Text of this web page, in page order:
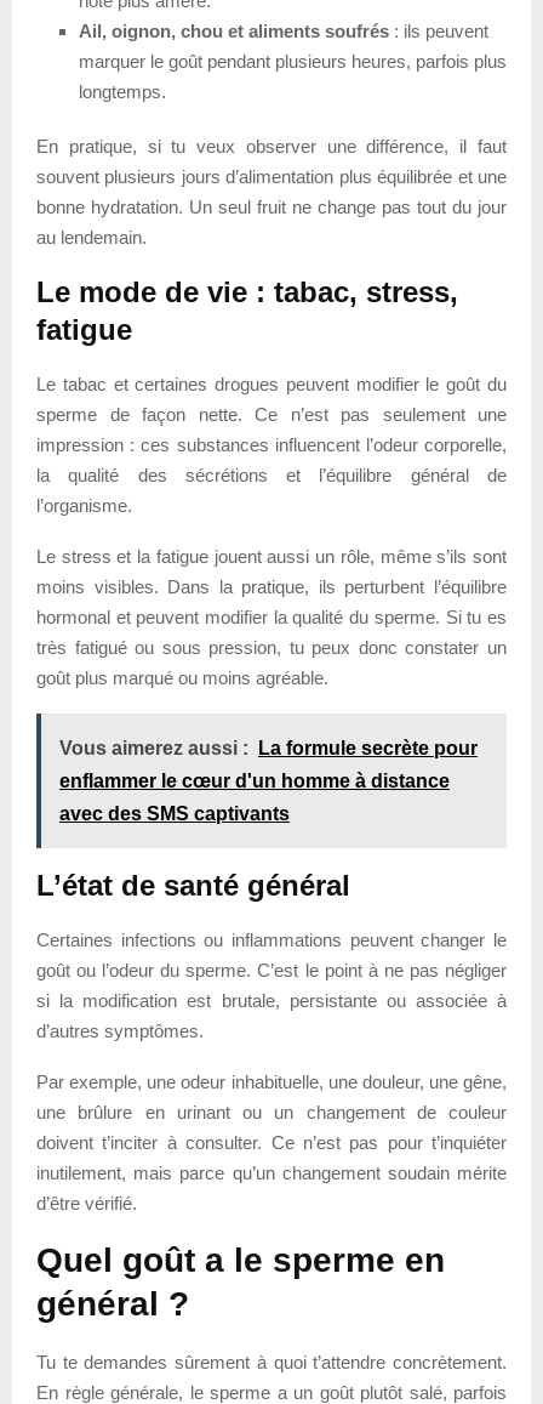
Ail, oignon, chou et aliments soufrés : ils peuvent
marquer le goût pendant plusieurs heures, parfois plus
longtemps.
En pratique, si tu veux observer une différence, il faut
souvent plusieurs jours d’alimentation plus équilibrée et une
bonne hydratation. Un seul fruit ne change pas tout du jour
au lendemain.
Le mode de vie : tabac, stress,
fatigue
Le tabac et certaines drogues peuvent modifier le goût du
sperme de façon nette. Ce n’est pas seulement une
impression : ces substances influencent l’odeur corporelle,
la qualité des sécrétions et l’équilibre général de
l’organisme.
Le stress et la fatigue jouent aussi un rôle, même s’ils sont
moins visibles. Dans la pratique, ils perturbent l’équilibre
hormonal et peuvent modifier la qualité du sperme. Si tu es
très fatigué ou sous pression, tu peux donc constater un
goût plus marqué ou moins agréable.
Vous aimerez aussi :
La formule secrète pour
enflammer le cœur d'un homme à distance
avec des SMS captivants
L’état de santé général
Certaines infections ou inflammations peuvent changer le
goût ou l’odeur du sperme. C’est le point à ne pas négliger
si la modification est brutale, persistante ou associée à
d’autres symptômes.
Par exemple, une odeur inhabituelle, une douleur, une gêne,
une brûlure en urinant ou un changement de couleur
doivent t’inciter à consulter. Ce n’est pas pour t’inquiéter
inutilement, mais parce qu’un changement soudain mérite
d’être vérifié.
Quel goût a le sperme en
général ?
Tu te demandes sûrement à quoi t’attendre concrètement.
En règle générale, le sperme a un goût plutôt salé, parfois